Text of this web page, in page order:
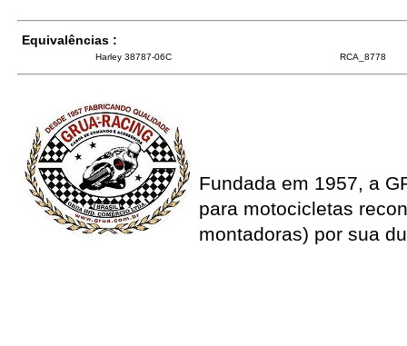
Equivalências :
Harley 38787-06C RCA_8778
Fundada em 1957, a
para motocicletas
montadoras) por sua